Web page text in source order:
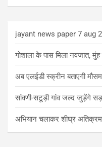
jayant news paper 7 aug
गोशाला के पास मिला नवजात,
अब एलईडी स्क्रीन बताएगी
सांवणी-सटूड़ी गांव जल्द जुड़ेंगे
अभियान चलाकर शीघ्र